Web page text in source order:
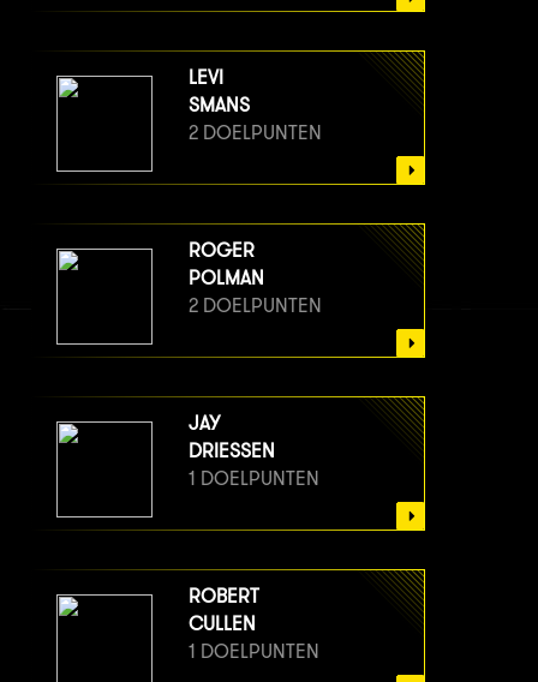
LEVI
SMANS
2 DOELPUNTEN
ROGER
POLMAN
2 DOELPUNTEN
JAY
DRIESSEN
1 DOELPUNTEN
ROBERT
CULLEN
1 DOELPUNTEN